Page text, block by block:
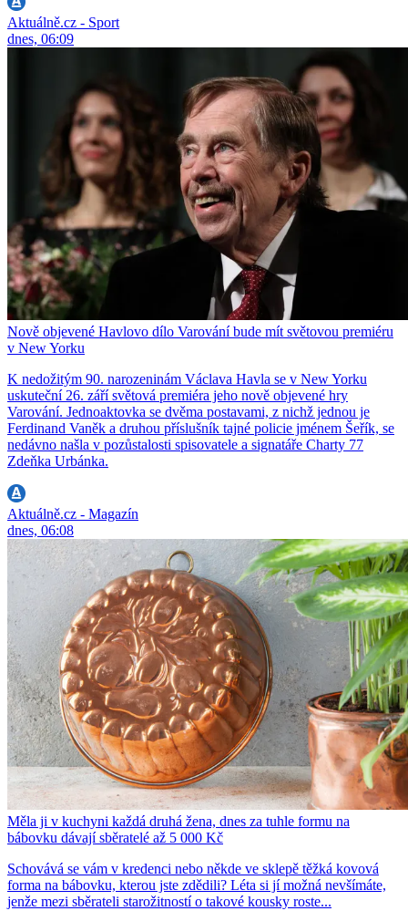
Aktuálně.cz - Sport
dnes, 06:09
Nově objevené Havlovo dílo Varování bude mít světovou premiéru
v New Yorku
K nedožitým 90. narozeninám Václava Havla se v New Yorku
uskuteční 26. září světová premiéra jeho nově objevené hry
Varování. Jednoaktovka se dvěma postavami, z nichž jednou je
Ferdinand Vaněk a druhou příslušník tajné policie jménem Šeřík, se
nedávno našla v pozůstalosti spisovatele a signatáře Charty 77
Zdeňka Urbánka.
Aktuálně.cz - Magazín
dnes, 06:08
Měla ji v kuchyni každá druhá žena, dnes za tuhle formu na
bábovku dávají sběratelé až 5 000 Kč
Schovává se vám v kredenci nebo někde ve sklepě těžká kovová
forma na bábovku, kterou jste zdědili? Léta si jí možná nevšímáte,
jenže mezi sběrateli starožitností o takové kousky roste...